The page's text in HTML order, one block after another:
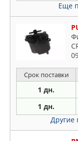
Еще
Срок поставки
1 дн.
1 дн.
Другие